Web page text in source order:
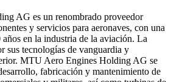
AG es un renombrado proveedor
y servicios para aeronaves, con una
en la industria de la aviación. La
sus tecnologías de vanguardia y
MTU Aero Engines Holding AG se
fabricación y mantenimiento de